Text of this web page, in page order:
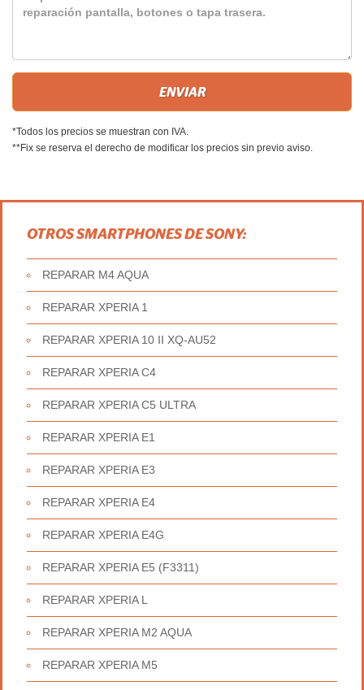
*Todos los precios se muestran con IVA.
**Fix se reserva el derecho de modificar los precios sin previo aviso.
OTROS SMARTPHONES DE SONY:
REPARAR M4 AQUA
REPARAR XPERIA 1
REPARAR XPERIA 10 II XQ-AU52
REPARAR XPERIA C4
REPARAR XPERIA C5 ULTRA
REPARAR XPERIA E1
REPARAR XPERIA E3
REPARAR XPERIA E4
REPARAR XPERIA E4G
REPARAR XPERIA E5 (F3311)
REPARAR XPERIA L
REPARAR XPERIA M2 AQUA
REPARAR XPERIA M5